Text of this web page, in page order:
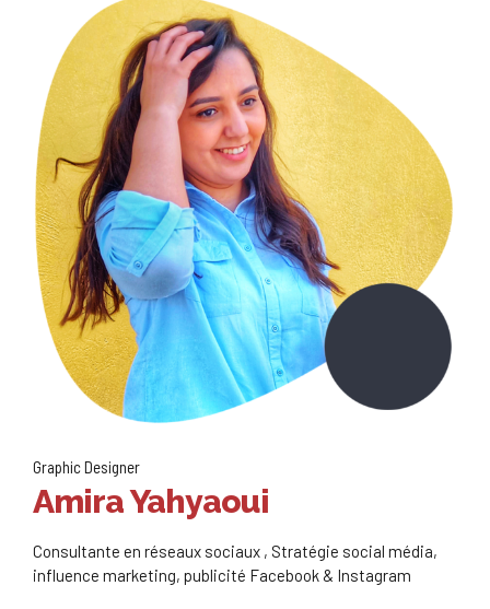
Graphic Designer
Amira Yahyaoui
Consultante en réseaux sociaux , Stratégie social média,
influence marketing, publicité Facebook & Instagram